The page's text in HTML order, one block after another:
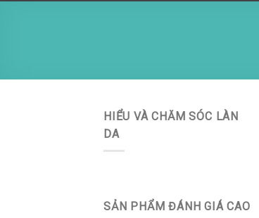
HIỂU VÀ CHĂM SÓC LÀN
DA
SẢN PHẨM ĐÁNH GIÁ CAO